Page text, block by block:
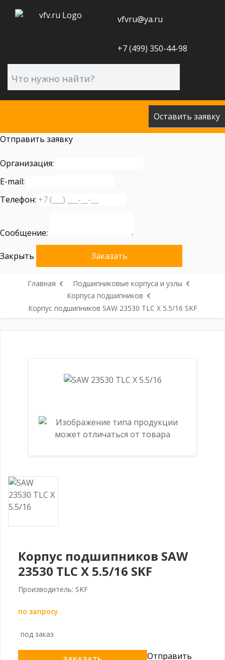
vfvru@ya.ru
+7 (499) 350-44-98
Оставить заявку
Отправить заявку
Организация:
E-mail:
Телефон:
Сообщение:
Закрыть Заказать
Главная
Подшипниковые корпуса и узлы
Корпуса подшипников
Корпус подшипников SAW 23530 TLC X 5.5/16 SKF
Корпус подшипников SAW
23530 TLC X 5.5/16 SKF
Производитель: SKF
по запросу
под заказ
Отправить